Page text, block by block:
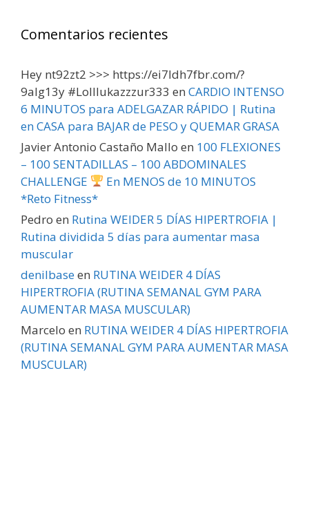
Comentarios recientes
Hey nt92zt2 >>> https://ei7ldh7fbr.com/?
9alg13y #Lolllukazzzur333 en CARDIO INTENSO
6 MINUTOS para ADELGAZAR RÁPIDO | Rutina
en CASA para BAJAR de PESO y QUEMAR GRASA
Javier Antonio Castaño Mallo en 100 FLEXIONES
– 100 SENTADILLAS – 100 ABDOMINALES
CHALLENGE
En MENOS de 10 MINUTOS
*Reto Fitness*
Pedro en Rutina WEIDER 5 DÍAS HIPERTROFIA |
Rutina dividida 5 días para aumentar masa
muscular
denilbaseen RUTINA WEIDER 4 DÍAS
HIPERTROFIA (RUTINA SEMANAL GYM PARA
AUMENTAR MASA MUSCULAR)
Marcelo en RUTINA WEIDER 4 DÍAS HIPERTROFIA
(RUTINA SEMANAL GYM PARA AUMENTAR MASA
MUSCULAR)